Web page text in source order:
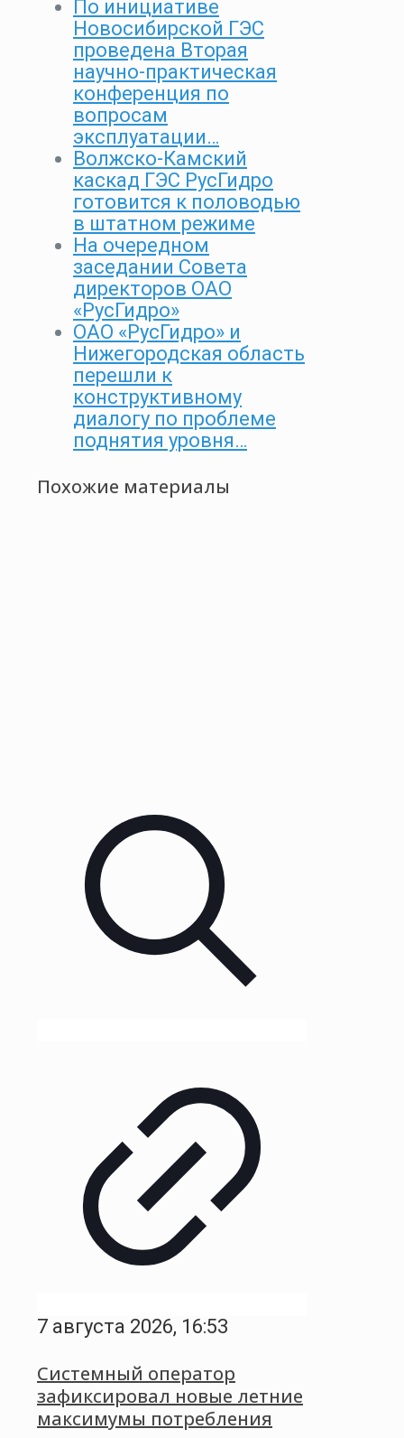
По инициативе
Новосибирской ГЭС
проведена Вторая
научно-практическая
конференция по
вопросам
эксплуатации…
Волжско-Камский
каскад ГЭС РусГидро
готовится к половодью
в штатном режиме
На очередном
заседании Совета
директоров ОАО
«РусГидро»
ОАО «РусГидро» и
Нижегородская область
перешли к
конструктивному
диалогу по проблеме
поднятия уровня…
Похожие материалы
7 августа 2026, 16:53
Системный оператор
зафиксировал новые летние
максимумы потребления